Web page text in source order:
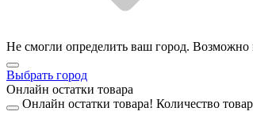
Не смогли определить ваш город. Возможно
Выбрать город
Онлайн остатки товара
Онлайн остатки товара! Количество